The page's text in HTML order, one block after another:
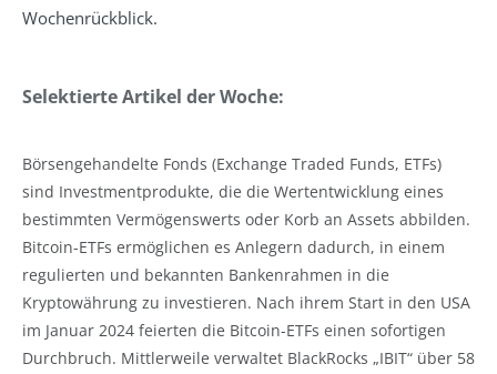
Wochenrückblick.
Selektierte Artikel der Woche:
Börsengehandelte Fonds (Exchange Traded Funds, ETFs)
sind Investmentprodukte, die die Wertentwicklung eines
bestimmten Vermögenswerts oder Korb an Assets abbilden.
Bitcoin-ETFs ermöglichen es Anlegern dadurch, in einem
regulierten und bekannten Bankenrahmen in die
Kryptowährung zu investieren. Nach ihrem Start in den USA
im Januar 2024 feierten die Bitcoin-ETFs einen sofortigen
Durchbruch. Mittlerweile verwaltet BlackRocks „IBIT“ über 58